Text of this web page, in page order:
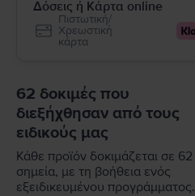
Δόσεις ή Κάρτα online
Πιστωτική/
Χρεωστική
κάρτα
62 δοκιμές που
διεξήχθησαν από τους
ειδικούς μας
Κάθε προϊόν δοκιμάζεται σε 62
σημεία, με τη βοήθεια ενός
εξειδικευμένου προγράμματος.